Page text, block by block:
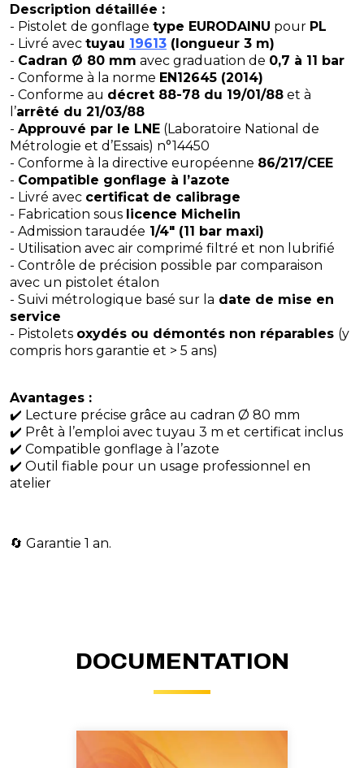
Description détaillée :
- Pistolet de gonflage type EURODAINU pour PL
- Livré avec tuyau 19613 (longueur 3 m)
- Cadran Ø 80 mm avec graduation de 0,7 à 11 bar
- Conforme à la norme EN12645 (2014)
- Conforme au décret 88-78 du 19/01/88 et à
l’arrêté du 21/03/88
- Approuvé par le LNE (Laboratoire National de
Métrologie et d’Essais) n°14450
- Conforme à la directive européenne 86/217/CEE
- Compatible gonflage à l’azote
- Livré avec certificat de calibrage
- Fabrication sous licence Michelin
- Admission taraudée 1/4" (11 bar maxi)
- Utilisation avec air comprimé filtré et non lubrifié
- Contrôle de précision possible par comparaison
avec un pistolet étalon
- Suivi métrologique basé sur la date de mise en
service
- Pistolets oxydés ou démontés non réparables (y
compris hors garantie et > 5 ans)
Avantages :
✔️ Lecture précise grâce au cadran Ø 80 mm
✔️ Prêt à l’emploi avec tuyau 3 m et certificat inclus
✔️ Compatible gonflage à l’azote
✔️ Outil fiable pour un usage professionnel en
atelier
🔄 Garantie 1 an.
DOCUMENTATION